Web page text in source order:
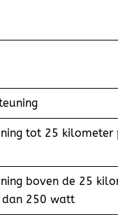
tot 25
boven de 25
dan 250 watt